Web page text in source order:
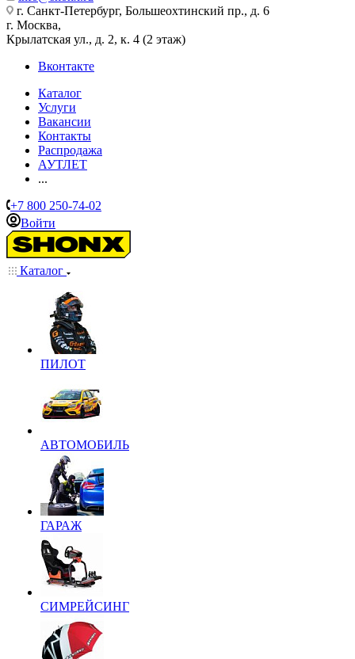
г. Санкт-Петербург, Большеохтинский пр., д. 6
г. Москва,
Крылатская ул., д. 2, к. 4 (2 этаж)
Вконтакте
Каталог
Услуги
Вакансии
Контакты
Распродажа
АУТЛЕТ
...
+7 800 250-74-02
Войти
Каталог
ПИЛОТ
АВТОМОБИЛЬ
ГАРАЖ
СИМРЕЙСИНГ